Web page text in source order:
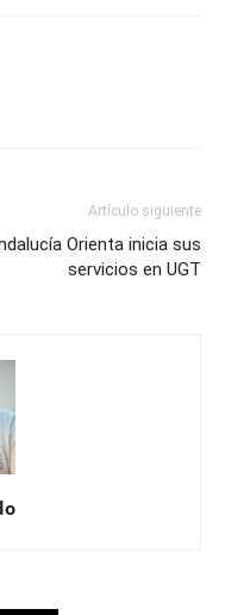
Artículo siguiente
Orienta inicia sus
servicios en UGT